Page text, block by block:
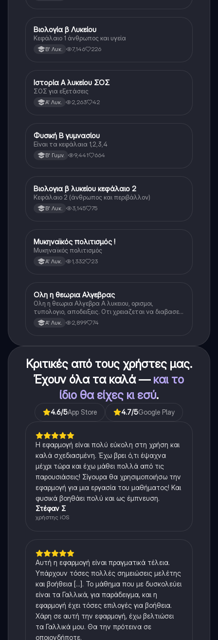
Βιολογία
Βιολογία β Λυκείου
Κεφάλαιο 1 άνθρωπος και υγεία
Β' Λυκ. 7,146 226
Ιστορία
Ιστορία Α λυκείου ΣΟΣ
ΣΟΣ για εξετάσεις
Α' Λυκ. 2,263 42
Φυσική
Φυσική Β γυμνασίου
Είναι τα κεφάλαια 1,2,3,4
Β' Γυμν. 9,441 664
Βιολογία
Βιολογια β λυκείου κεφάλαιο 2
Κεφάλαιο 2 (άνθρωπος και περιβάλλον)
Β' Λυκ. 3,145 75
Ιστορία
Μυκηναϊκός πολιτισμός !
Μυκηναϊκός πολιτισμός
Α' Λυκ. 1,332 23
Μαθηματικά
Ολη η θεωρια Αλγεβρας
Ολη η θεωρια Αλγεβρα Α λυκειου, ορισμοι,
τυπολογιο, αποδειξεις. Οτι χρειαζεται να διαβασεις
για το θεωρητικο κομματι της αλγεβρας.
Α' Λυκ. 2,899 74
Κριτικές από τους χρήστες μας.
Έχουν όλα τα καλά — και το
ίδιο θα είχες κι εσύ.
4.6/5App Store 4.7/5Google Play
Η εφαρμογή είναι πολύ εύκολη στη χρήση και
καλά σχεδιασμένη. Έχω βρει ό,τι έψαχνα
μέχρι τώρα και έχω μάθει πολλά από τις
παρουσιάσεις! Σίγουρα θα χρησιμοποιήσω την
εφαρμογή για μια εργασία του μαθήματος! Και
φυσικά βοηθάει πολύ και ως έμπνευση.
Στέφαν Σ
χρήστης iOS
Αυτή η εφαρμογή είναι πραγματικά τέλεια.
Υπάρχουν τόσες πολλές σημειώσεις μελέτης
και βοήθεια [...]. Το μάθημα που με δυσκολεύει
είναι τα Γαλλικά, για παράδειγμα, και η
εφαρμογή έχει τόσες επιλογές για βοήθεια.
Χάρη σε αυτή την εφαρμογή, έχω βελτιώσει
τα Γαλλικά μου. Θα την πρότεινα σε
οποιονδήποτε.